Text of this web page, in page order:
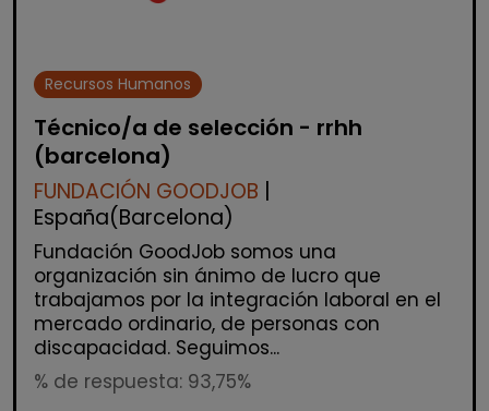
Recursos Humanos
Técnico/a de selección - rrhh
(barcelona)
FUNDACIÓN GOODJOB
España(Barcelona)
Fundación GoodJob somos una
organización sin ánimo de lucro que
trabajamos por la integración laboral en el
mercado ordinario, de personas con
discapacidad. Seguimos...
% de respuesta: 93,75%